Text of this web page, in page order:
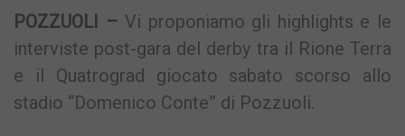
POZZUOLI – Vi proponiamo gli highlights e le
interviste post-gara del derby tra il Rione Terra
e il Quatrograd giocato sabato scorso allo
stadio “Domenico Conte” di Pozzuoli.